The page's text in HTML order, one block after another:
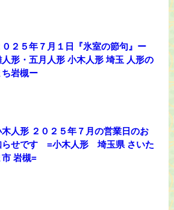
０２５年７月１日『氷室の節句』ー
人形・五月人形 小木人形 埼玉 人形の
ち岩槻ー
木人形 ２０２５年７月の営業日のお
らせです =小木人形 埼玉県 さいた
市 岩槻=